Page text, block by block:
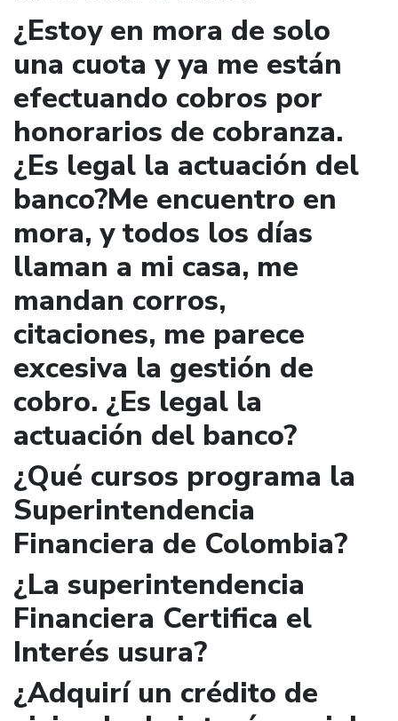
¿Estoy en mora de solo
una cuota y ya me están
efectuando cobros por
honorarios de cobranza.
¿Es legal la actuación del
banco?Me encuentro en
mora, y todos los días
llaman a mi casa, me
mandan corros,
citaciones, me parece
excesiva la gestión de
cobro. ¿Es legal la
actuación del banco?
¿Qué cursos programa la
Superintendencia
Financiera de Colombia?
¿La superintendencia
Financiera Certifica el
Interés usura?
¿Adquirí un crédito de